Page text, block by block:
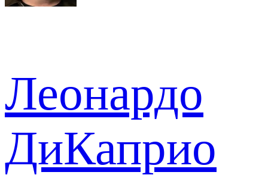
Леонардо
ДиКаприо